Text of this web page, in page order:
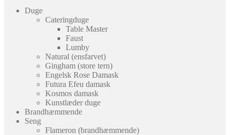
Duge
Cateringduge
Table Master
Faust
Lumby
Natural (ensfarvet)
Gingham (store tern)
Engelsk Rose Damask
Futura Efeu damask
Kosmos damask
Kunstlæder duge
Brandhæmmende
Seng
Flameron (brandhæmmende)